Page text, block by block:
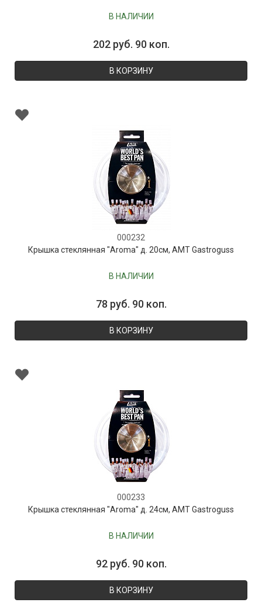
В НАЛИЧИИ
202 руб. 90 коп.
В КОРЗИНУ
000232
Крышка стеклянная "Aroma" д. 20см, AMT Gastroguss
В НАЛИЧИИ
78 руб. 90 коп.
В КОРЗИНУ
000233
Крышка стеклянная "Aroma" д. 24см, AMT Gastroguss
В НАЛИЧИИ
92 руб. 90 коп.
В КОРЗИНУ